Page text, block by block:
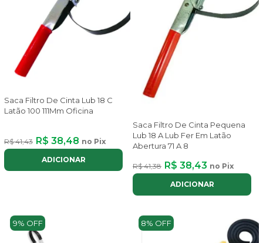
Saca Filtro De Cinta Lub 18 C
Latão 100 111Mm Oficina
R$ 41,43 R$ 38,48 no Pix
ADICIONAR
Saca Filtro De Cinta Pequena
Lub 18 A Lub Fer Em Latão
Abertura 71 A 8
R$ 41,38 R$ 38,43 no Pix
ADICIONAR
9% OFF 8% OFF